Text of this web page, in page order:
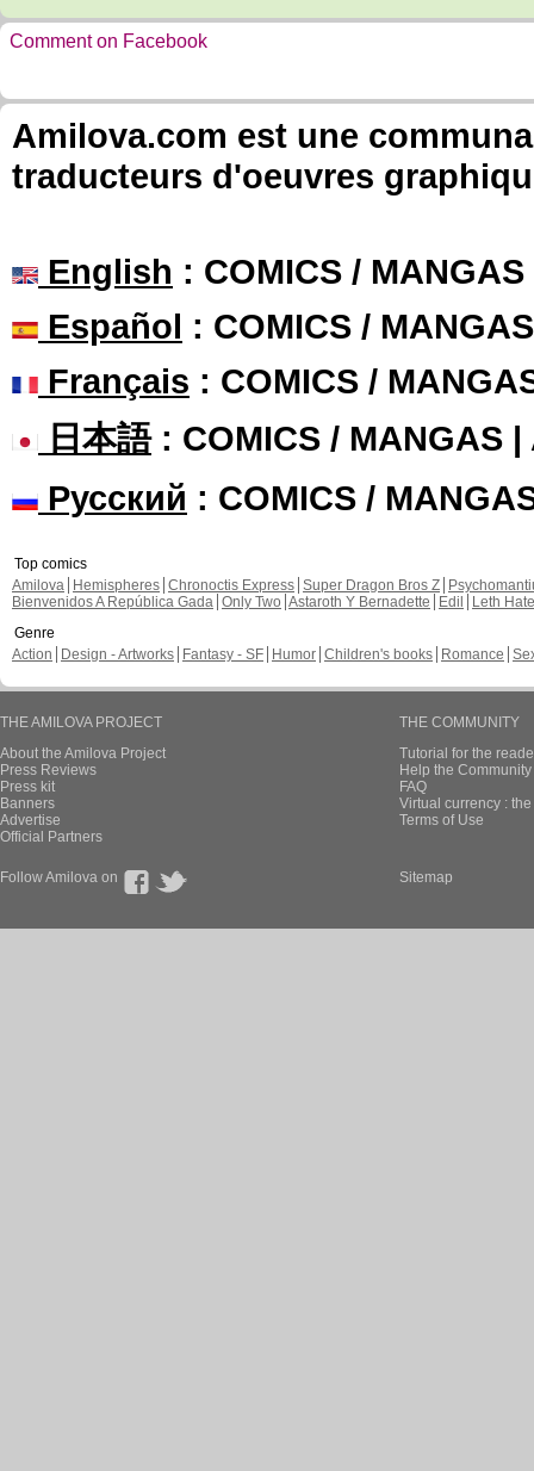
Comment on Facebook
Amilova.com est une
traducteurs d'oeuvres
English : COMICS /
Español : COMICS /
Français : COMICS /
日本語: COMICS / MANGAS |
Русский : COMICS /
Top comics
Amilova
Hemispheres Chronoctis Express Super Dragon Bros Z
Bienvenidos A República Gada Only Two Astaroth Y Bernadette Edil
Leth Hate
Genre
Action
Design - Artworks Fantasy - SF Humor Children's books Romance
THE AMILOVA PROJECT
About the Amilova Project
Press Reviews
Press kit
Banners
Advertise
Official Partners
THE COMMUNITY
Tutorial for the
Help the
FAQ
Virtual currency :
Terms of Use
Follow Amilova on Sitemap